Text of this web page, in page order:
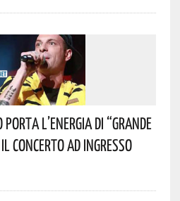
L’energia Di “Grande
Concerto Ad Ingresso